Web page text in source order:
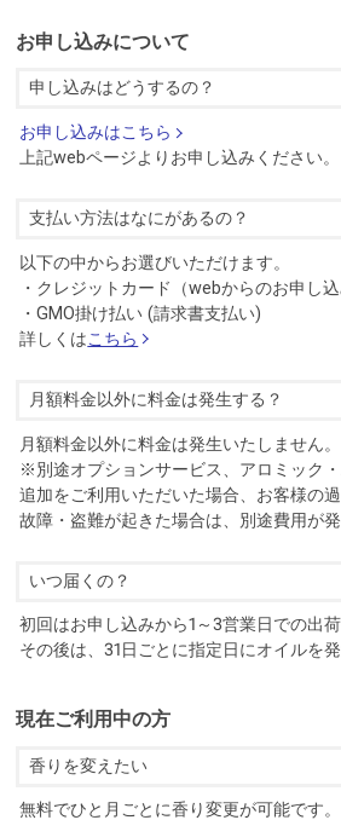
お申し込みについて
申し込みはどうするの？
お申し込みはこちら
上記webページよりお申し込みください。
支払い方法はなにがあるの？
以下の中からお選びいただけます。
・クレジットカード（webからのお申し込
・GMO掛け払い (請求書支払い)
詳しくはこちら
月額料金以外に料金は発生する？
月額料金以外に料金は発生いたしません。
※別途オプションサービス、アロミック
追加をご利用いただいた場合、お客様の
故障・盗難が起きた場合は、別途費用が発
いつ届くの？
初回はお申し込みから1～3営業日での出荷
その後は、31日ごとに指定日にオイルを発
現在ご利用中の方
香りを変えたい
無料でひと月ごとに香り変更が可能です。